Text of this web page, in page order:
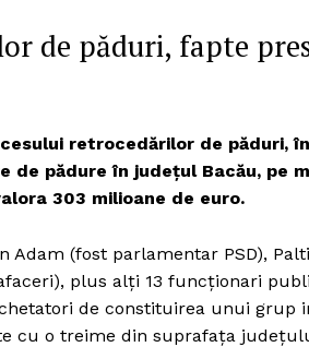
Proiecte editoriale
Rețea
de păduri, fapte
retrocedărilor de păduri,
pădure în județul Bacău, pe
303 milioane de euro.
Adam (fost parlamentar PSD),
plus alți 13 funcționari
de constituirea unui grup
cu o treime din suprafața